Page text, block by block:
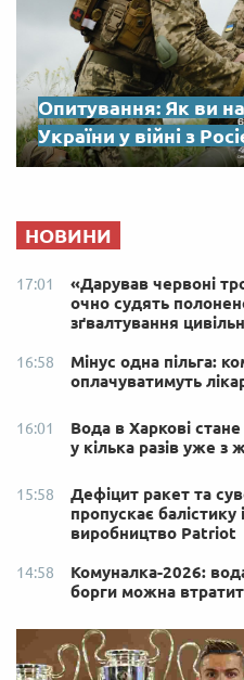
Опитування: Як ви
України у війні з
НОВИНИ
17:01
«Дарував червоні
очно судять
зґвалтування
16:58
Мінус одна пільга:
оплачуватимуть
16:01
Вода в Харкові
у кілька разів уже з
15:58
Дефіцит ракет та
пропускає балістику
виробництво Patriot
14:58
Комуналка-2026:
борги можна